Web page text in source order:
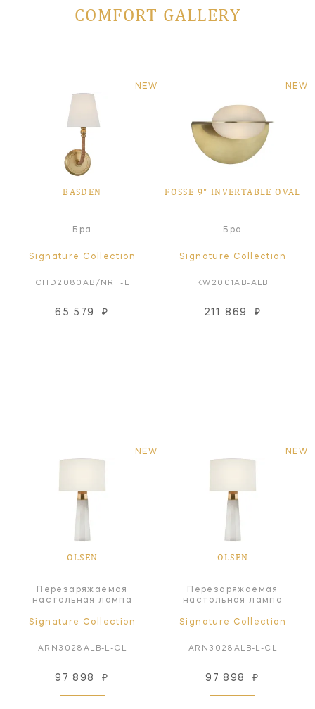
COMFORT GALLERY
NEW
BASDEN
Бра
Signature Collection
CHD2080AB/NRT-L
65 579 ₽
NEW
FOSSE 9" INVERTABLE OVAL
Бра
Signature Collection
KW2001AB-ALB
211 869 ₽
NEW
OLSEN
Перезаряжаемая
настольная лампа
Signature Collection
ARN3028ALB-L-CL
97 898 ₽
NEW
OLSEN
Перезаряжаемая
настольная лампа
Signature Collection
ARN3028ALB-L-CL
97 898 ₽